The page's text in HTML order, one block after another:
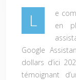
L
e
en
Google
dollars d’ici
témoignant